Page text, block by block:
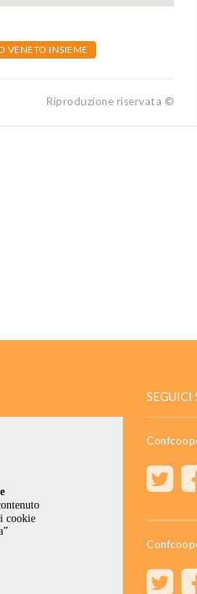
VENETO INSIEME
Riproduzione riservata ©
SEGUICI